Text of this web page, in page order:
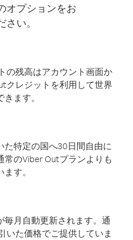
オプションをお
さい。
の残高はアカウント画面か
クレジットを利用して世界
ます。
た特定の国へ30日間自由に
のViber Outプランよりも
す。
月自動更新されます。通
いた価格でご提供していま